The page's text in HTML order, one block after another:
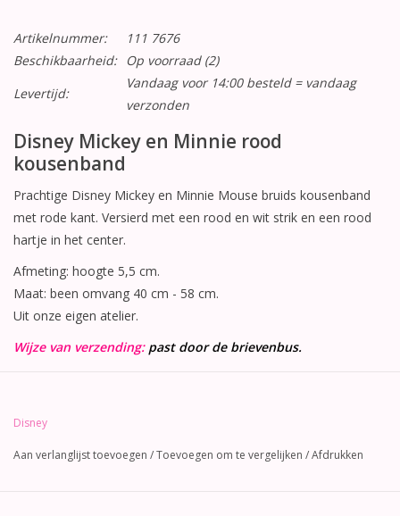
Artikelnummer:
111 7676
Beschikbaarheid:
Op voorraad(2)
Levertijd:
Vandaag voor 14:00 besteld = vandaag
verzonden
Disney Mickey en Minnie rood
kousenband
Prachtige Disney Mickey en Minnie Mouse bruids kousenband
met rode kant. Versierd met een rood en wit strik en een rood
hartje in het center.
Afmeting: hoogte 5,5 cm.
Maat: been omvang 40 cm - 58 cm.
Uit onze eigen atelier.
Wijze van verzending: past door de brievenbus.
Disney
Aan verlanglijst toevoegen /Toevoegen om te vergelijken /Afdrukken